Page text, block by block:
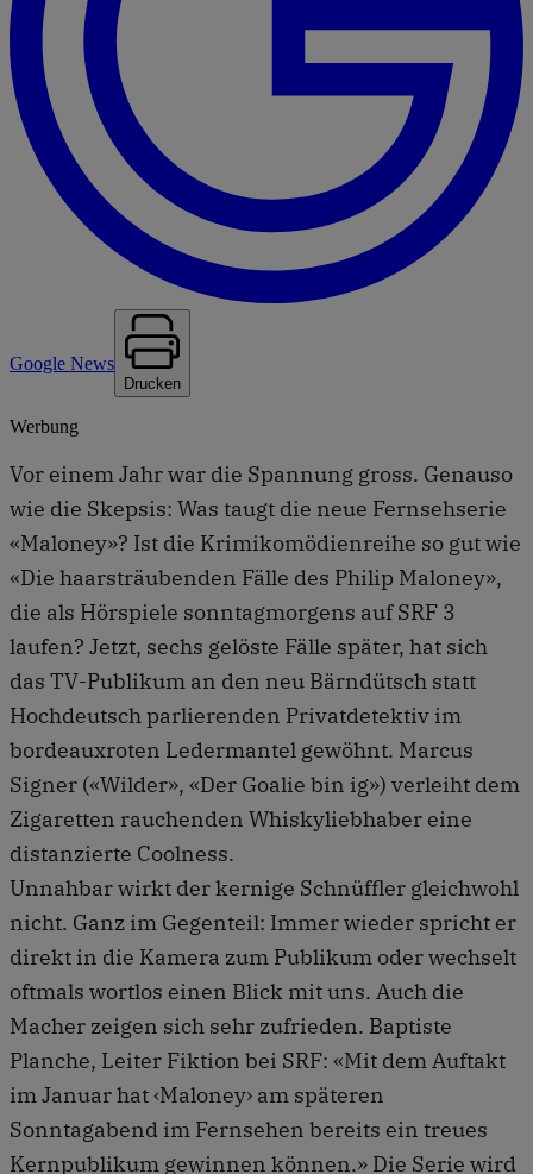
Google News
Drucken
Werbung
Vor einem Jahr war die Spannung gross. Genauso
wie die Skepsis: Was taugt die neue Fernsehserie
«Maloney»? Ist die Krimikomödienreihe so gut wie
«Die haarsträubenden Fälle des Philip Maloney»,
die als Hörspiele sonntagmorgens auf SRF 3
laufen? Jetzt, sechs gelöste Fälle später, hat sich
das TV-Publikum an den neu Bärndütsch statt
Hochdeutsch parlierenden Privatdetektiv im
bordeauxroten Ledermantel gewöhnt. Marcus
Signer («Wilder», «Der Goalie bin ig») verleiht dem
Zigaretten rauchenden Whiskyliebhaber eine
distanzierte Coolness.
Unnahbar wirkt der kernige Schnüffler gleichwohl
nicht. Ganz im Gegenteil: Immer wieder spricht er
direkt in die Kamera zum Publikum oder wechselt
oftmals wortlos einen Blick mit uns. Auch die
Macher zeigen sich sehr zufrieden. Baptiste
Planche, Leiter Fiktion bei SRF: «Mit dem Auftakt
im Januar hat ‹Maloney› am späteren
Sonntagabend im Fernsehen bereits ein treues
Kernpublikum gewinnen können.» Die Serie wird